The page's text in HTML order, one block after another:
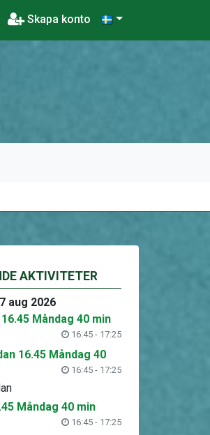
Skapa konto
AKTIVITETER
aug 2026
Måndag 40 min
16:45 - 17:25
16.45 Måndag 40
16:45 - 17:25
Måndag 40 min
16:45 - 17:25